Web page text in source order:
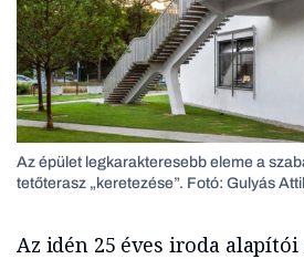
Az épület legkarakteresebb eleme a
tetőterasz „keretezése”. Fotó: Gulyás
Az idén 25 éves iroda